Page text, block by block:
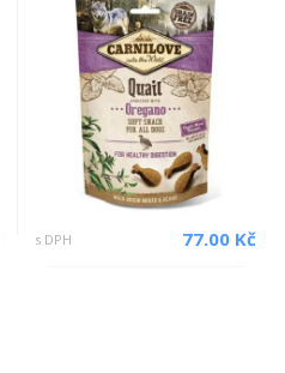
s DPH 77.00 Kč